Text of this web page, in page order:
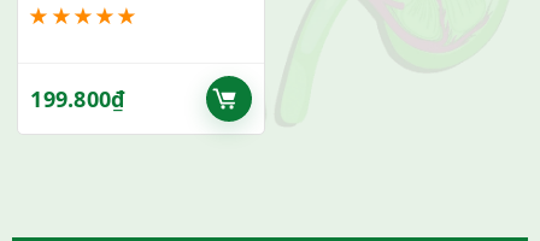
★ ★★★★
199.800₫